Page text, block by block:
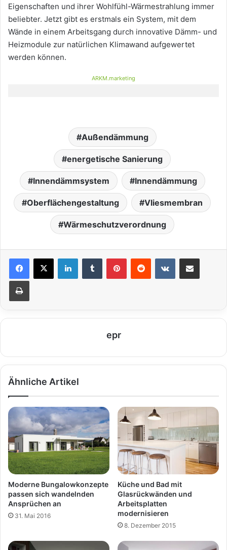
Eigenschaften und ihrer Wohlfühl-Wärmestrahlung immer
beliebter. Jetzt gibt es erstmals ein System, mit dem
Wände in einem Arbeitsgang durch innovative Dämm- und
Heizmodule zur natürlichen Klimawand aufgewertet
werden können.
ARKM.marketing
Außendämmung
energetische Sanierung
Innendämmsystem Innendämmung
Oberflächengestaltung Vliesmembran
Wärmeschutzverordnung
epr
Ähnliche Artikel
Moderne Bungalowkonzepte
passen sich wandelnden
Ansprüchen an
31. Mai 2016
Küche und Bad mit
Glasrückwänden und
Arbeitsplatten
modernisieren
8. Dezember 2015